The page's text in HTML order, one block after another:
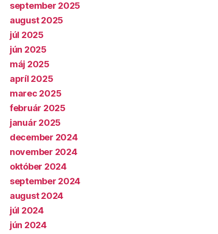
september 2025
august 2025
júl 2025
jún 2025
máj 2025
apríl 2025
marec 2025
február 2025
január 2025
december 2024
november 2024
október 2024
september 2024
august 2024
júl 2024
jún 2024